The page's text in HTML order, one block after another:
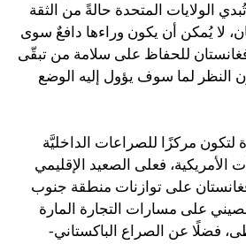
الولايات المتحدة حالةً من الثقة
لا يُمكن أن يكون وراءها دافعٌ سوى
للحفاظ على سلامة من تبقّى
النظر لما سوف يؤول إليه الوضع
مركزًا للصراعات الداخليَّة
الأمريكية، فعلى الصعيد الإقليمي
على توازنات منطقة جنوب
على مسارات التجارة المارة
فضلًا عن الصراع الباكستاني-